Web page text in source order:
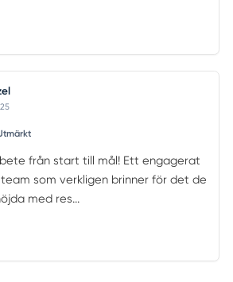
från start till mål! Ett engagerat
som verkligen brinner för det de
med res...